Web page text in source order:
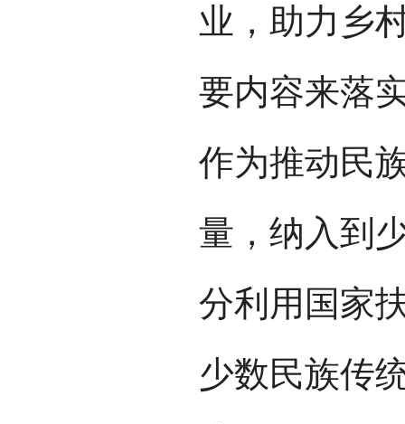
业，助力乡
要内容来落
作为推动民
量，纳入到
分利用国家
少数民族传